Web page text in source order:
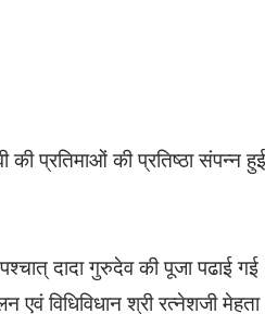
की प्रतिमाओं की प्रतिष्ठा संपन्न
दादा गुरुदेव की पूजा पढाई
एवं विधिविधान श्री रत्नेशजी मेहता